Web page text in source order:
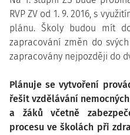
RVP ZV od 1. 9. 2016, s
plánu. Školy budou mít
zapracování změn do
zapracovány nejpozději do
Plánuje se vytvoření
řešit vzdělávání
a žáků včetně
procesu ve školách při